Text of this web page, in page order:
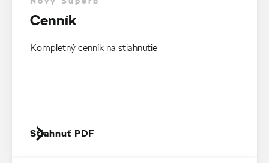
Cenník
Kompletný cenník na stiahnutie
Stiahnuť PDF